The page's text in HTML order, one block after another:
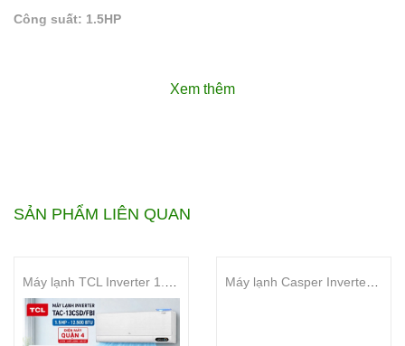
Công suất: 1.5HP
Thiết Kế Hiện Đại:
Xem thêm
SẢN PHẨM LIÊN QUAN